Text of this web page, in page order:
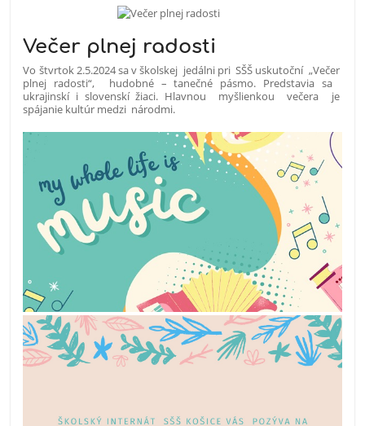
Večer plnej radosti
Vo štvrtok 2.5.2024 sa v školskej jedálni pri SŠŠ uskutoční „Večer
plnej radosti“, hudobné – tanečné pásmo. Predstavia sa
ukrajinskí i slovenskí žiaci. Hlavnou myšlienkou večera je
spájanie kultúr medzi národmi.